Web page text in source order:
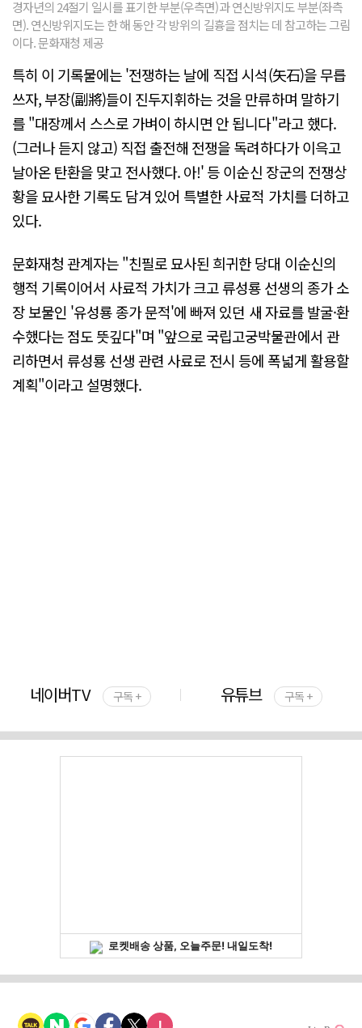
경자년의 24절기 일시를 표기한 부분(우측면)과 연신방위지도 부분(좌측
면). 연신방위지도는 한 해 동안 각 방위의 길흉을 점치는 데 참고하는 그림
이다. 문화재청 제공
특히 이 기록물에는 '전쟁하는 날에 직접 시석(矢石)을 무릅
쓰자, 부장(副將)들이 진두지휘하는 것을 만류하며 말하기
를 "대장께서 스스로 가벼이 하시면 안 됩니다"라고 했다.
(그러나 듣지 않고) 직접 출전해 전쟁을 독려하다가 이윽고
날아온 탄환을 맞고 전사했다. 아!' 등 이순신 장군의 전쟁상
황을 묘사한 기록도 담겨 있어 특별한 사료적 가치를 더하고
있다.
문화재청 관계자는 "친필로 묘사된 희귀한 당대 이순신의
행적 기록이어서 사료적 가치가 크고 류성룡 선생의 종가 소
장 보물인 '유성룡 종가 문적'에 빠져 있던 새 자료를 발굴·환
수했다는 점도 뜻깊다"며 "앞으로 국립고궁박물관에서 관
리하면서 류성룡 선생 관련 사료로 전시 등에 폭넓게 활용할
계획"이라고 설명했다.
네이버TV 구독 + 유튜브 구독 +